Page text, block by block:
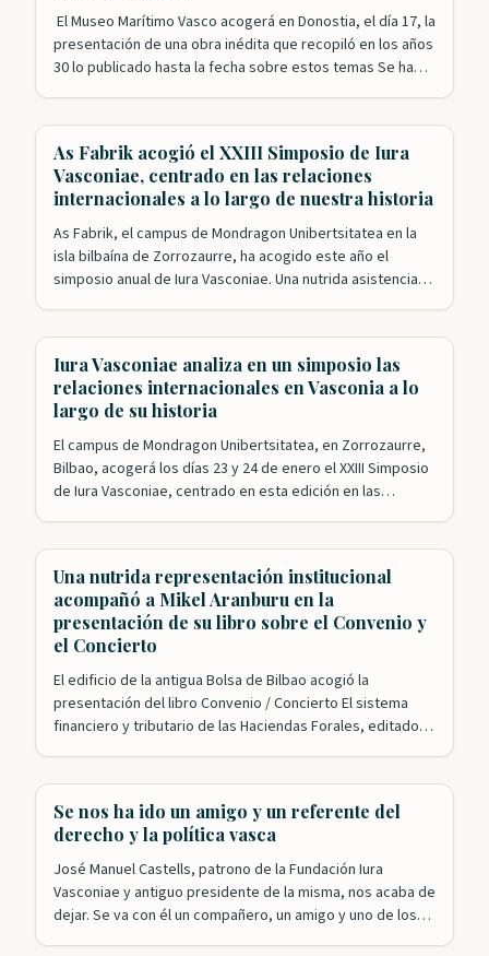
El Museo Marítimo Vasco acogerá en Donostia, el día 17, la
presentación de una obra inédita que recopiló en los años
30 lo publicado hasta la fecha sobre estos temas Se ha
As Fabrik acogió el XXIII Simposio de Iura
Vasconiae, centrado en las relaciones
internacionales a lo largo de nuestra historia
As Fabrik, el campus de Mondragon Unibertsitatea en la
isla bilbaína de Zorrozaurre, ha acogido este año el
simposio anual de Iura Vasconiae. Una nutrida asistencia
llegar a…
Iura Vasconiae analiza en un simposio las
relaciones internacionales en Vasconia a lo
largo de su historia
El campus de Mondragon Unibertsitatea, en Zorrozaurre,
Bilbao, acogerá los días 23 y 24 de enero el XXIII Simposio
de Iura Vasconiae, centrado en esta edición en las
principales expertos en una…
Una nutrida representación institucional
acompañó a Mikel Aranburu en la
presentación de su libro sobre el Convenio y
el Concierto
El edificio de la antigua Bolsa de Bilbao acogió la
presentación del libro Convenio / Concierto El sistema
financiero y tributario de las Haciendas Forales, editado
presidente, Roldán Jimeno, contó con…
Se nos ha ido un amigo y un referente del
derecho y la política vasca
José Manuel Castells, patrono de la Fundación Iura
Vasconiae y antiguo presidente de la misma, nos acaba de
dejar. Se va con él un compañero, un amigo y uno de los